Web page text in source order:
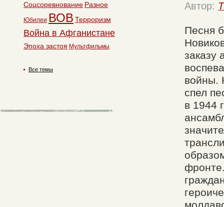
Автор:
Песня
заказу
войны.
спел
в 1944
Соцсоревнование Разное
Юбилеи ВОВ Терроризм
Война в Афганистане
Эпоха застоя Мультфильмы
Все темы